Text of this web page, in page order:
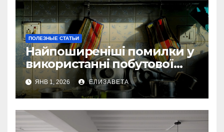
ПОЛЕЗНЫЕ СТАТЬИ
Найпоширеніші помилки у
використанні побутової
техніки — та як їх уникнути
ЯНВ 1, 2026 ЕЛИЗАВЕТА